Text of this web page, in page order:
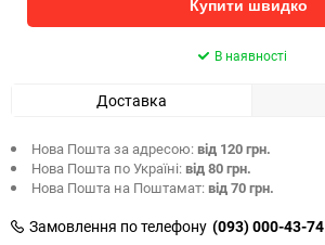
Купити швидко
В наявності
Доставка
Нова Пошта за адресою:від 120 грн.
Нова Пошта по Україні:від 80 грн.
Нова Пошта на Поштамат:від 70 грн.
Замовлення по телефону (093) 000-43-74